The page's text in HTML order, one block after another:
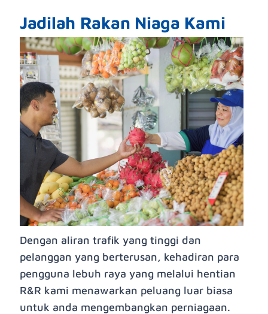
Jadilah Rakan Niaga Kami
Dengan aliran trafik yang tinggi dan
pelanggan yang berterusan, kehadiran para
pengguna lebuh raya yang melalui hentian
R&R kami menawarkan peluang luar biasa
untuk anda mengembangkan perniagaan.